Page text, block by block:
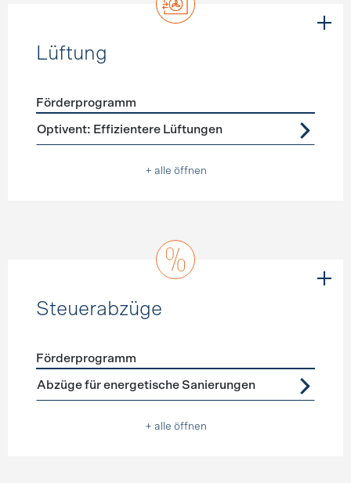
Lüftung
Förderprogramme Lüftung
Förderprogramm
Optivent: Effizientere Lüftungen
+ alle öffnen
Steuerabzüge
Förderprogramme Steuerabzüge
Förderprogramm
Abzüge für energetische Sanierungen
+ alle öffnen